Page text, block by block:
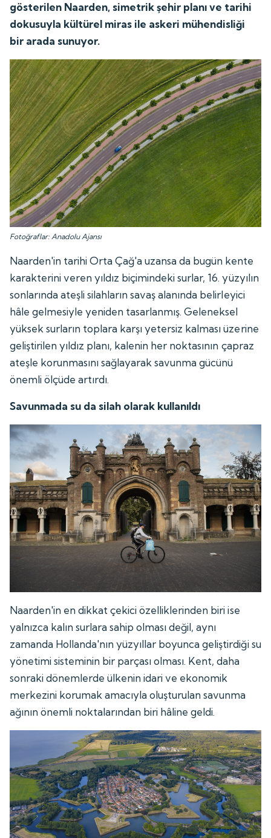
gösterilen Naarden, simetrik şehir planı ve tarihi
dokusuyla kültürel miras ile askeri mühendisliği
bir arada sunuyor.
Fotoğraflar: Anadolu Ajansı
Naarden'in tarihi Orta Çağ'a uzansa da bugün kente
karakterini veren yıldız biçimindeki surlar, 16. yüzyılın
sonlarında ateşli silahların savaş alanında belirleyici
hâle gelmesiyle yeniden tasarlanmış. Geleneksel
yüksek surların toplara karşı yetersiz kalması üzerine
geliştirilen yıldız planı, kalenin her noktasının çapraz
ateşle korunmasını sağlayarak savunma gücünü
önemli ölçüde artırdı.
Savunmada su da silah olarak kullanıldı
Naarden'in en dikkat çekici özelliklerinden biri ise
yalnızca kalın surlara sahip olması değil, aynı
zamanda Hollanda'nın yüzyıllar boyunca geliştirdiği su
yönetimi sisteminin bir parçası olması. Kent, daha
sonraki dönemlerde ülkenin idari ve ekonomik
merkezini korumak amacıyla oluşturulan savunma
ağının önemli noktalarından biri hâline geldi.